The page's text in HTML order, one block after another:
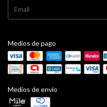
Medios de pago
Medios de envío